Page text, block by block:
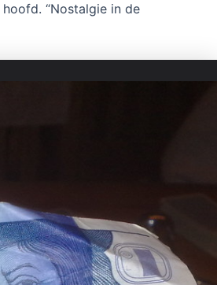
“Nostalgie in de